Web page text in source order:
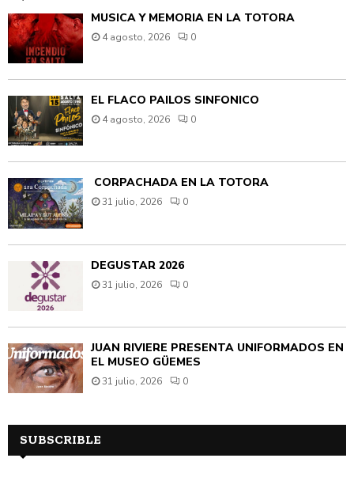
MÚSICA Y MEMORIA EN LA TOTORA
4 agosto, 2026 0
EL FLACO PAILOS SINFÓNICO
4 agosto, 2026 0
CORPACHADA EN LA TOTORA
31 julio, 2026 0
DEGUSTAR 2026
31 julio, 2026 0
JUAN RIVIÈRE PRESENTA UNIFORMADOS EN
EL MUSEO GÜEMES
31 julio, 2026 0
SUBSCRIBLE